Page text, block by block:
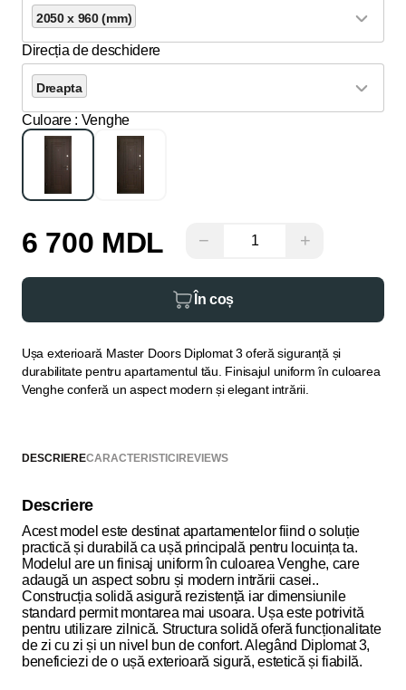
2050 x 960 (mm)
Direcția de deschidere
Dreapta
Culoare : Venghe
6 700 MDL − +
În coș
Ușa exterioară Master Doors Diplomat 3 oferă siguranță și
durabilitate pentru apartamentul tău. Finisajul uniform în culoarea
Venghe conferă un aspect modern și elegant intrării.
DESCRIERECARACTERISTICI REVIEWS
Descriere
Acest model este destinat apartamentelor fiind o soluție
practică și durabilă ca ușă principală pentru locuința ta.
Modelul are un finisaj uniform în culoarea Venghe, care
adaugă un aspect sobru și modern intrării casei..
Construcția solidă asigură rezistență iar dimensiunile
standard permit montarea mai usoara. Ușa este potrivită
pentru utilizare zilnică. Structura solidă oferă funcționalitate
de zi cu zi și un nivel bun de confort. Alegând Diplomat 3,
beneficiezi de o ușă exterioară sigură, estetică și fiabilă.